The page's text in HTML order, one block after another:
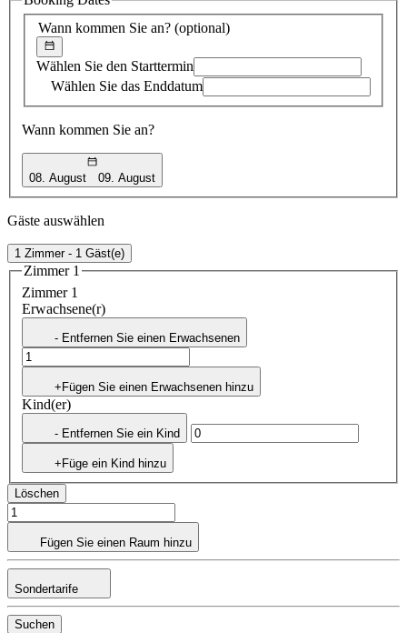
Wann kommen Sie an? (optional)
Wählen Sie den Starttermin
Wählen Sie das Enddatum
Wann kommen Sie an?
08. August 09. August
Gäste auswählen
1 Zimmer - 1 Gäst(e)
Zimmer 1
Zimmer 1
Erwachsene(r)
- Entfernen Sie einen Erwachsenen
+Fügen Sie einen Erwachsenen hinzu
Kind(er)
- Entfernen Sie ein Kind
+Füge ein Kind hinzu
Löschen
Fügen Sie einen Raum hinzu
Sondertarife
Suchen